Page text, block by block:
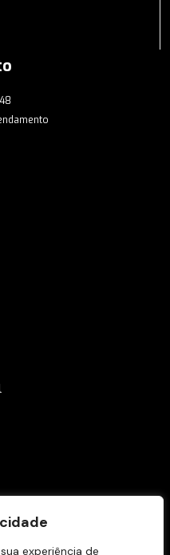
experiência de
Global